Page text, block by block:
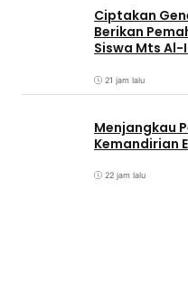
Ciptakan
Berikan
Siswa Mts Al-
21 jam lalu
Menjangkau
Kemandirian
22 jam lalu